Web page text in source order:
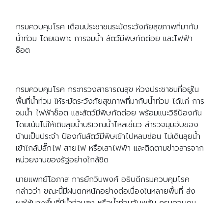
กรมควบคุมโรค เตือนประชาชนระมัดระวังภัยสุขภาพที่มากับ
น้ำท่วม โดยเฉพาะ การจมน้ำ สัตว์มีพิษกัดต่อย และไฟฟ้า
ช็อต
กรมควบคุมโรค กระทรวงสาธารณสุข ห่วงประชาชนที่อยู่ใน
พื้นที่น้ำท่วม ให้ระมัดระวังภัยสุขภาพที่มากับน้ำท่วม ได้แก่ การ
จมน้ำ ไฟฟ้าช็อต และสัตว์มีพิษกัดต่อย พร้อมแนะวิธีป้องกัน
โดยเน้นไม่ให้เดินลุยน้ำบริเวณน้ำไหลเชี่ยว สำรวจมุมอับของ
บ้านเป็นประจำ ป้องกันสัตว์มีพิษเข้าไปหลบซ่อน ไม่เดินลุยน้ำ
เข้าใกล้ปลั๊กไฟ สายไฟ หรือเสาไฟฟ้า และติดตามข่าวสารจาก
หน่วยงานของรัฐอย่างใกล้ชิด
นายแพทย์โอภาส การย์กวินพงศ์ อธิบดีกรมควบคุมโรค
กล่าวว่า ขณะนี้มีฝนตกหนักอย่างต่อเนื่องในหลายพื้นที่ ส่ง